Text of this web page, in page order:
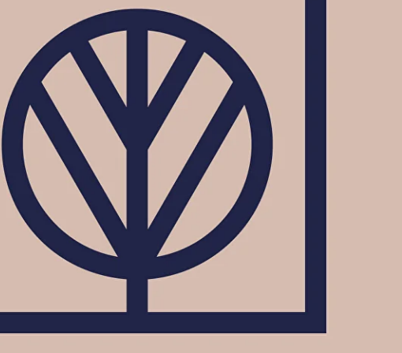
Клуб друзей замка
Вступить в клуб